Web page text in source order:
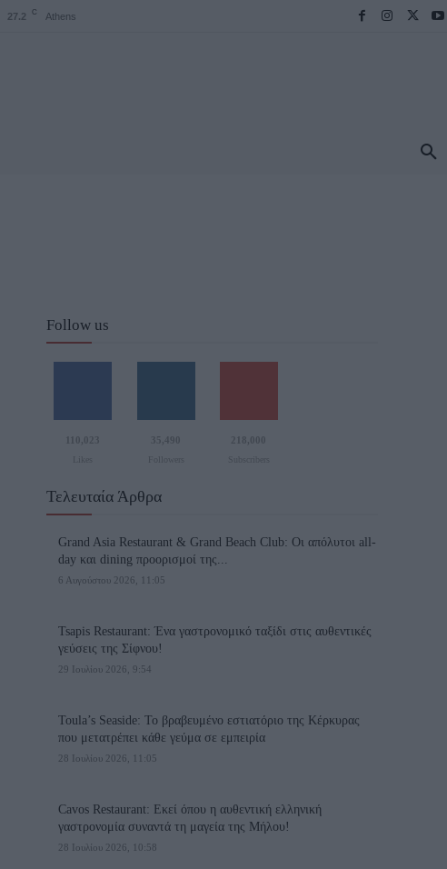
27.2 C Athens
Follow us
110,023 35,490 218,000
Τελευταία Άρθρα
Grand Asia Restaurant & Grand Beach Club: Οι απόλυτοι all-
day και dining προορισμοί της...
6 Αυγούστου 2026, 11:05
Tsapis Restaurant: Ένα γαστρονομικό ταξίδι στις αυθεντικές
γεύσεις της Σίφνου!
29 Ιουλίου 2026, 9:54
Toula’s Seaside: Το βραβευμένο εστιατόριο της Κέρκυρας
που μετατρέπει κάθε γεύμα σε εμπειρία
28 Ιουλίου 2026, 11:05
Cavos Restaurant: Εκεί όπου η αυθεντική ελληνική
γαστρονομία συναντά τη μαγεία της Μήλου!
28 Ιουλίου 2026, 10:58